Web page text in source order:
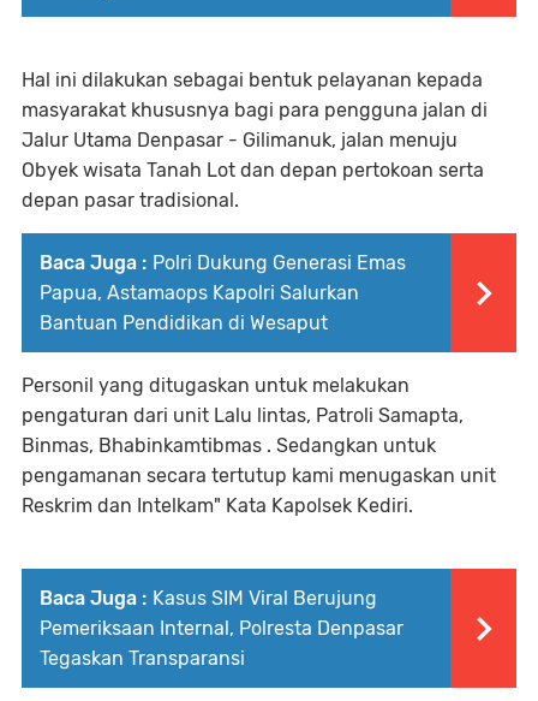
Hal ini dilakukan sebagai bentuk pelayanan kepada
masyarakat khususnya bagi para pengguna jalan di
Jalur Utama Denpasar - Gilimanuk, jalan menuju
Obyek wisata Tanah Lot dan depan pertokoan serta
depan pasar tradisional.
Baca Juga : Polri Dukung Generasi Emas
Papua, Astamaops Kapolri Salurkan
Bantuan Pendidikan di Wesaput
Personil yang ditugaskan untuk melakukan
pengaturan dari unit Lalu lintas, Patroli Samapta,
Binmas, Bhabinkamtibmas . Sedangkan untuk
pengamanan secara tertutup kami menugaskan unit
Reskrim dan Intelkam" Kata Kapolsek Kediri.
Baca Juga : Kasus SIM Viral Berujung
Pemeriksaan Internal, Polresta Denpasar
Tegaskan Transparansi